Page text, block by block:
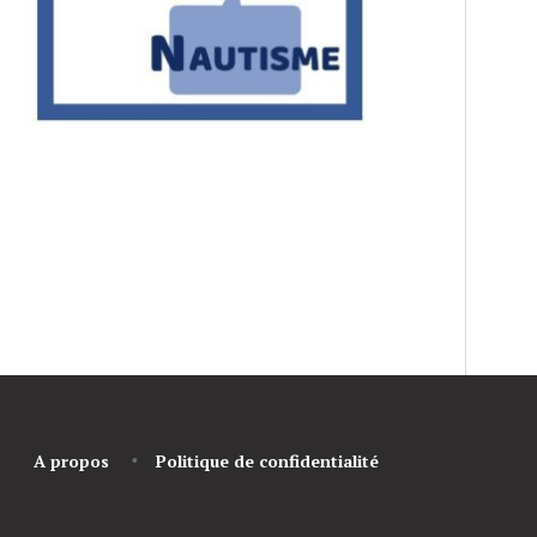
A propos Politique de confidentialité